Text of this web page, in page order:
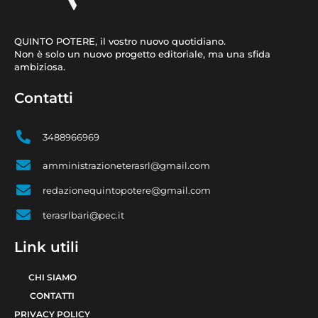
QUINTO POTERE, il vostro nuovo quotidiano.
Non è solo un nuovo progetto editoriale, ma una sfida
ambiziosa.
Contatti
3488966969
amministrazioneterasrl@gmail.com
redazionequintopotere@gmail.com
terasrlbari@pec.it
Link utili
CHI SIAMO
CONTATTI
PRIVACY POLICY